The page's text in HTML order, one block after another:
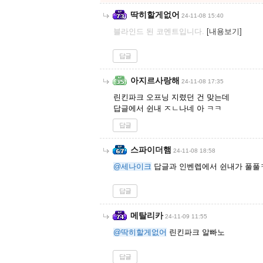
딱히할게없어 24-11-08 15:40
블라인드 된 코멘트입니다. [내용보기]
답글
아지르사랑해 24-11-08 17:35
린킨파크 오프닝 지렸던 건 맞는데
답글에서 쉰내 ㅈㄴ나네 아 ㅋㅋ
답글
스파이더햄 24-11-08 18:58
@세나이크 답글과 인벤렙에서 쉰내가 풀풀
답글
메탈리카 24-11-09 11:55
@딱히할게없어 린킨파크 알빠노
답글